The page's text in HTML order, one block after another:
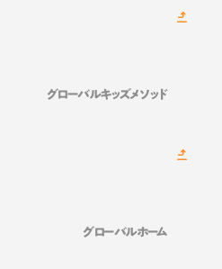
グローバルキッズメソッド
グローバルホーム